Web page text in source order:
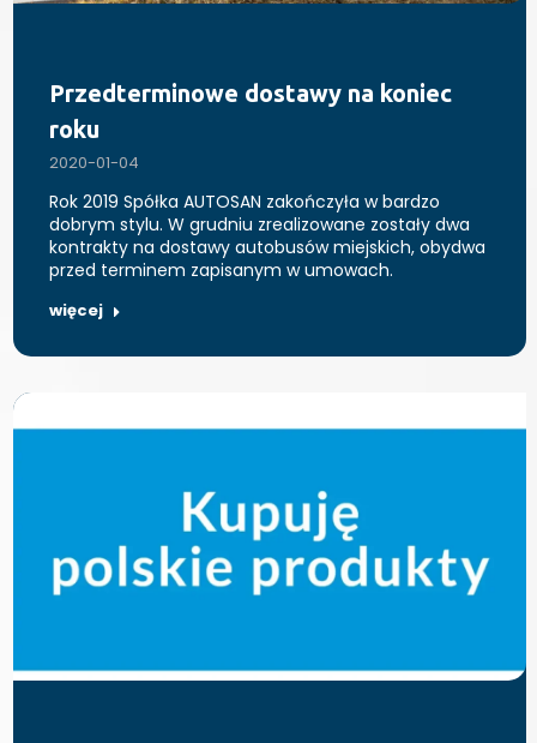
Przedterminowe dostawy na koniec
roku
2020-01-04
Rok 2019 Spółka AUTOSAN zakończyła w bardzo
dobrym stylu. W grudniu zrealizowane zostały dwa
kontrakty na dostawy autobusów miejskich, obydwa
przed terminem zapisanym w umowach.
więcej